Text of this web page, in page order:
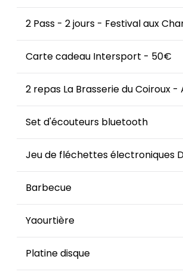
2 Pass - 2 jours - Festival aux
Carte cadeau Intersport - 50€
2 repas La Brasserie du Coiroux -
Set d'écouteurs bluetooth
Jeu de fléchettes électroniques
Barbecue
Yaourtière
Platine disque